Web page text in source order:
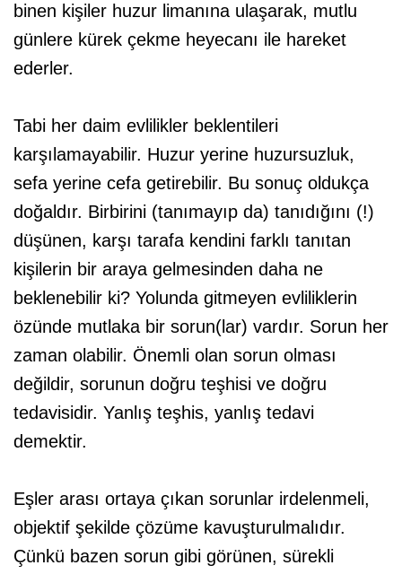
binen kişiler huzur limanına ulaşarak, mutlu
günlere kürek çekme heyecanı ile hareket
ederler.
Tabi her daim evlilikler beklentileri
karşılamayabilir. Huzur yerine huzursuzluk,
sefa yerine cefa getirebilir. Bu sonuç oldukça
doğaldır. Birbirini (tanımayıp da) tanıdığını (!)
düşünen, karşı tarafa kendini farklı tanıtan
kişilerin bir araya gelmesinden daha ne
beklenebilir ki? Yolunda gitmeyen evliliklerin
özünde mutlaka bir sorun(lar) vardır. Sorun her
zaman olabilir. Önemli olan sorun olması
değildir, sorunun doğru teşhisi ve doğru
tedavisidir. Yanlış teşhis, yanlış tedavi
demektir.
Eşler arası ortaya çıkan sorunlar irdelenmeli,
objektif şekilde çözüme kavuşturulmalıdır.
Çünkü bazen sorun gibi görünen, sürekli